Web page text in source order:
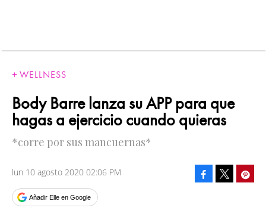
WELLNESS
Body Barre lanza su APP para que
hagas a ejercicio cuando quieras
*corre por sus mancuernas*
lun 10 agosto 2020 02:06 PM
Añadir Elle en Google
Facebook